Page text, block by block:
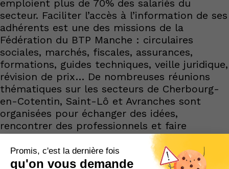
emploient plus de 70% des salariés du
secteur. Faciliter l’accès à l’information de ses
adhérents est une des missions de la
Fédération du BTP Manche : circulaires
sociales, marchés, fiscales, assurances,
formations, guides techniques, veille juridique,
révision de prix… De nombreuses réunions
thématiques sur les secteurs de Cherbourg-
en-Cotentin, Saint-Lô et Avranches sont
organisées pour échanger des idées,
rencontrer des professionnels et faire
émerger des actions et propositions dans le
but de dynamiser et valoriser l’image de la
profession.